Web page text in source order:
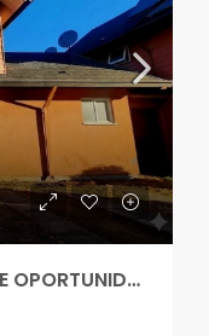
LOS CONQUISTADORES